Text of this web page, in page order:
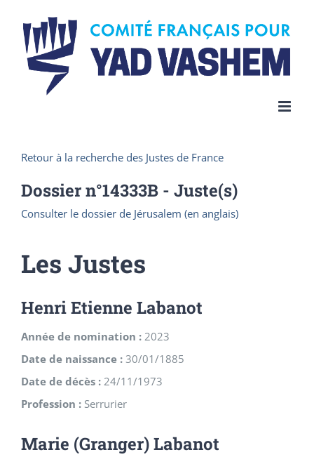
content
Retour à la recherche des Justes de France
Dossier n°14333B - Juste(s)
Consulter le dossier de Jérusalem (en anglais)
Les Justes
Henri Etienne Labanot
Année de nomination : 2023
Date de naissance : 30/01/1885
Date de décès : 24/11/1973
Profession : Serrurier
Marie (Granger) Labanot